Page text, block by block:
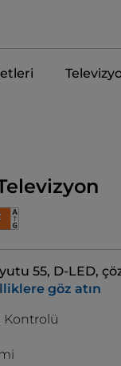
55, D-LED,
göz atın
Kontrolü